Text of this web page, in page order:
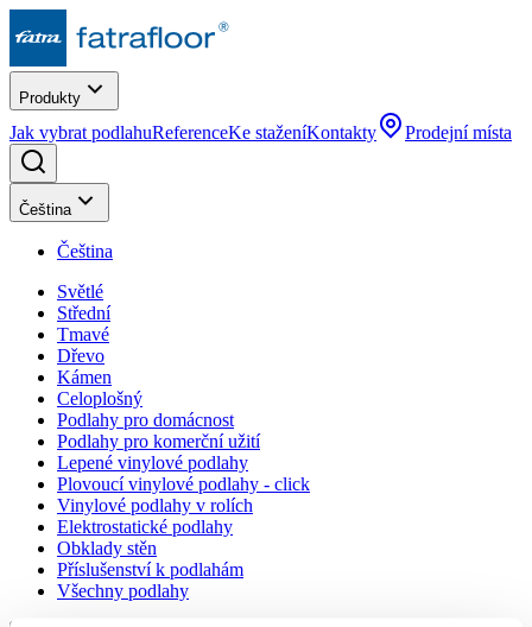
Produkty
Jak vybrat podlahuReferenceKe staženíKontakty Prodejní místa
Čeština
Čeština
Světlé
Střední
Tmavé
Dřevo
Kámen
Celoplošný
Podlahy pro domácnost
Podlahy pro komerční užití
Lepené vinylové podlahy
Plovoucí vinylové podlahy - click
Vinylové podlahy v rolích
Elektrostatické podlahy
Obklady stěn
Příslušenství k podlahám
Všechny podlahy